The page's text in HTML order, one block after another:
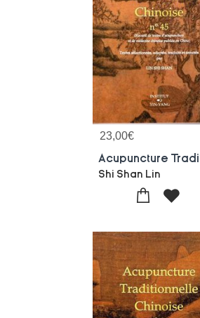
23,00€
Shi Shan Lin